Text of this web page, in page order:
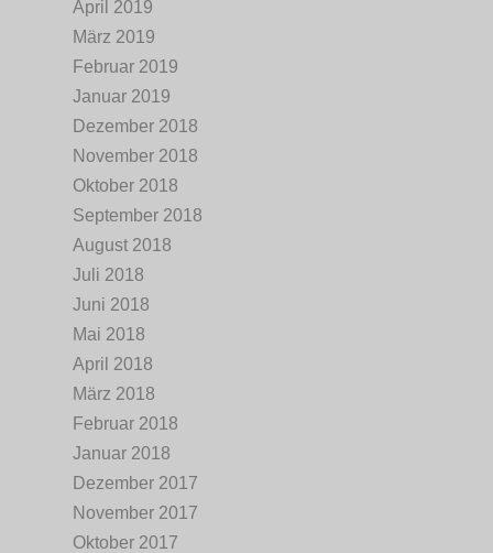
April 2019
März 2019
Februar 2019
Januar 2019
Dezember 2018
November 2018
Oktober 2018
September 2018
August 2018
Juli 2018
Juni 2018
Mai 2018
April 2018
März 2018
Februar 2018
Januar 2018
Dezember 2017
November 2017
Oktober 2017